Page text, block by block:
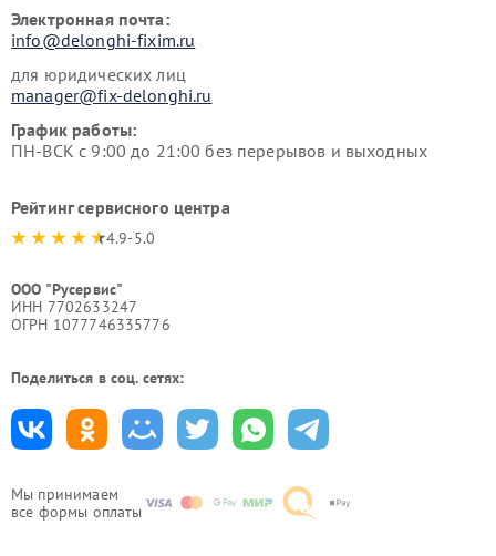
Мы принимаем
все формы оплаты
Электронная почта:
info@delonghi-fixim.ru
для юридических лиц
manager@fix-delonghi.ru
График работы:
ПН-ВСК с 9:00 до 21:00 без перерывов и выходных
Рейтинг сервисного центра
4.9-5.0
ООО "Русервис"
ИНН 7702633247
ОГРН 1077746335776
Поделиться в соц. сетях: